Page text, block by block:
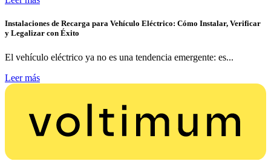
Instalaciones de Recarga para Vehículo Eléctrico: Cómo Instalar, Verificar
y Legalizar con Éxito
El vehículo eléctrico ya no es una tendencia emergente: es...
Leer más